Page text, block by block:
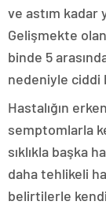
ve astım kadar
Gelişmekte
binde 5
nedeniyle ciddi
Hastalığın
semptomlarla
sıklıkla başka
daha tehlikeli
belirtilerle